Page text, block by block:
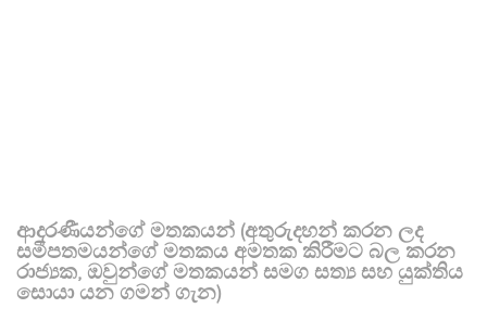
ආදරණීයන්ගේ මතකයන් (අතුරුදහන් කරන ලද
සමීපතමයන්ගේ මතකය අමතක කිරීමට බල කරන
රාජ්‍යක, ඔවුන්ගේ මතකයන් සමග සත්‍ය සහ යුක්තිය
සොයා යන ගමන් ගැන)